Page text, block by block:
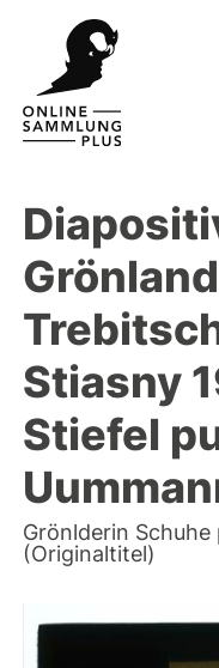
Stiasny
Stiefel
Grönlderin
(Originaltitel)